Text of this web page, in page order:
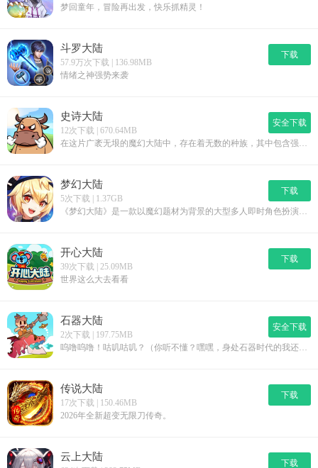
梦回童年，冒险再出发，快乐抓精灵！
斗罗大陆
57.9万次下载 | 136.98MB
情绪之神强势来袭
下载
史诗大陆
12次下载 | 670.64MB
在这片广袤无垠的魔幻大陆中，存在着无数的种族，其中包含强大的泰坦族、龙族、甚至神族，但也有着许多卑微弱小的种族，主角就是那无数弱小种族中的一员。但主角不甘就此芸芸众生，决定踏上旅途。在一次次冒险中，主角不断结识强大的英灵伙伴，并在一次次的冒险中提升实力，以一己之力，粉碎了弱小的标签，达到了种族中从未有人所达到了境界，最终成为大陆传说中的勇者……
安全下载
梦幻大陆
5次下载 | 1.37GB
《梦幻大陆》是一款以魔幻题材为背景的大型多人即时角色扮演游戏。《梦幻大陆》完美呈现恢弘的魔幻世界，百人同屏，实时战斗。《梦幻大陆》传承了MMORPG游戏中装备强化、翅膀合成、宠物助战、拉风坐骑、组队副本和世界BOSS等经典玩法，更有公会攻城战等大型PVP玩法。无论是热爱冒险的勇者，还是喜欢挑战极限的玩家，这里都能满足你的期待！谱写属于你的魔幻史诗！
下载
开心大陆
39次下载 | 25.09MB
世界这么大去看看
下载
石器大陆
2次下载 | 197.75MB
呜噜呜噜！咕叽咕叽？（你听不懂？嘿嘿，身处石器时代的我还没有研究出语言呢，只能努力用这个时代的方式向你打招呼啦！）重回石器大陆，你会经历怎样的一场大冒险？是一脚踏进这石器时代的泥泞，从最基本的石器打磨、狩猎技巧开始，一点一滴积累；还是一步到位，利用手中的石器和木棍，设下陷阱猎取野兽，为部落带来宝贵的食物来源？这些都可以！但这一切的前提是——在这片蛮荒中求生，并且不断壮大自己！在这片石器大陆中，你将能体验到：『喂养神奇鳄鱼，收获珍稀道具』据说，在这片广袤而原始的土地上，生活着一种非同寻常的鳄鱼。它们不同于普通的鳄鱼，拥有着神秘而强大的力量。只要有人敢于接近并投喂食物，它们就会以珍稀的装备作为回报哦！『挑战史前强敌，称霸石器大陆』在这个充满挑战和机遇的世界里，勇者们可不仅仅满足于狩猎和采集。未知的密林或荒野等你深入，寻找并驯服那些传说中的史前巨兽吧！这些强大的生物往往盘踞在重要的资源点上，击败它们，这是你称霸这片石器大陆的最佳证明！『捕获百种萌宠，战斗骑乘两不误』在这蛮荒之地，单打独斗可不是长久之计。要想在这片广袤的土地上生存并壮大，抓个宠物来当帮手，是必不可少的！想象一下，当你带着一群忠诚的宠物出门狩猎时，那些野兽还敢轻易靠近吗？而且它们还可以当拉风的坐骑！骑着恐龙满街跑，想想就带劲！『建造部落营地，让宠物来打工』宠物不仅仅能够在战斗中为你助力，在平日里，它们甚至可以......帮你打工！在你建造部落营地时，你可以派遣你的宠物进行工作，挖盐、劈柴、采集，这些它们统统都能帮你完成！『锻造古代神兵，流派自由搭配』或许你还在为如何打磨出更锋利的石器而苦恼，而隔壁的部落却已经骑着驯服的野兽，带着新研发的石器武器，准备来掠夺你的劳动成果了！抓紧发展出冶炼锻造技术，打造出强大的古兵器去对抗他们吧！丰富多样的古兵器能够自由使用，创造出独属于你的流派打法！
安全下载
传说大陆
17次下载 | 150.46MB
2026年全新超变无限刀传奇。
下载
云上大陆
下载